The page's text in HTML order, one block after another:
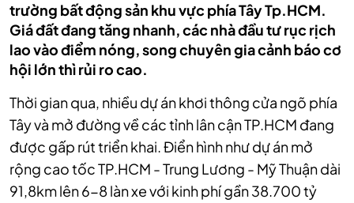
trường bất động sản khu vực phía Tây Tp.HCM.
Giá đất đang tăng nhanh, các nhà đầu tư rục rịch
lao vào điểm nóng, song chuyên gia cảnh báo cơ
hội lớn thì rủi ro cao.
Thời gian qua, nhiều dự án khơi thông cửa ngõ phía
Tây và mở đường về các tỉnh lân cận TP.HCM đang
được gấp rút triển khai. Điển hình như dự án mở
rộng cao tốc TP.HCM - Trung Lương - Mỹ Thuận dài
91,8km lên 6-8 làn xe với kinh phí gần 38.700 tỷ